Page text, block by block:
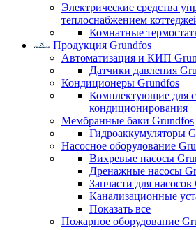
Электрические средства
теплоснабжением
Комнатные
Продукция Grundfos
Автоматизация и КИП
Датчики давления
Кондиционеры Grundfos
Комплектующие для
кондиционирования
Мембранные баки Grundfos
Гидроаккумуляторы
Насосное оборудование
Вихревые насосы
Дренажные насосы
Запчасти для насосов
Канализационные
Показать все
Пожарное оборудование